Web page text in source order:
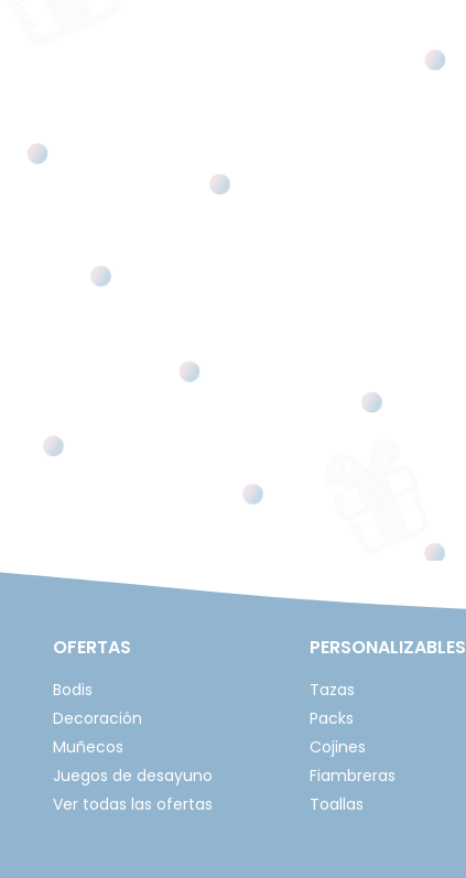
OFERTAS
Bodis
Decoración
Muñecos
Juegos de desayuno
Ver todas las ofertas
PERSONALIZABLES
Tazas
Packs
Cojines
Fiambreras
Toallas